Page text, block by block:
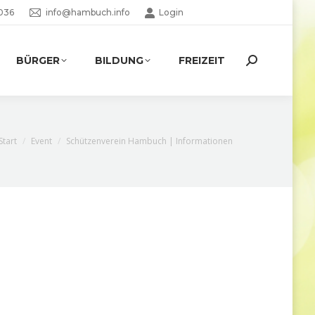
info@hambuch.info Login
BÜRGER BILDUNG FREIZEIT Search:
befinden sich hier:
Event Schützenverein Hambuch | Informationen